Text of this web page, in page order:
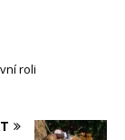
roli